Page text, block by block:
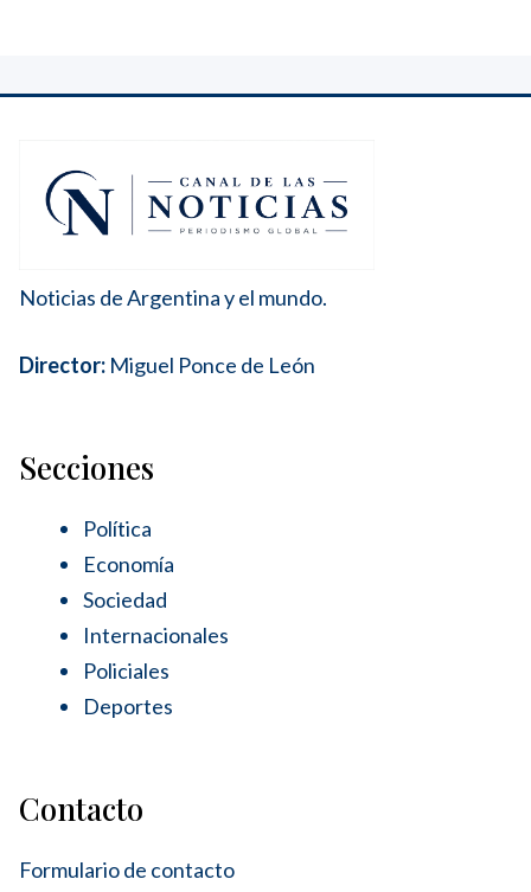
Noticias de Argentina y el mundo.
Director: Miguel Ponce de León
Secciones
Política
Economía
Sociedad
Internacionales
Policiales
Deportes
Contacto
Formulario de contacto